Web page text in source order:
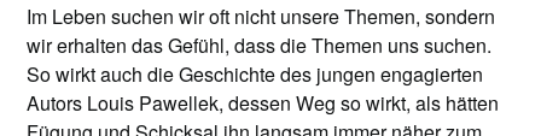
Im Leben suchen wir oft nicht unsere Themen, sondern
wir erhalten das Gefühl, dass die Themen uns suchen.
So wirkt auch die Geschichte des jungen engagierten
Autors Louis Pawellek, dessen Weg so wirkt, als hätten